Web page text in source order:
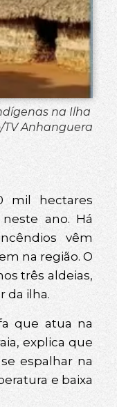
na Ilha
Anhanguera
mil hectares
ano. Há
vêm
na região. O
três aldeias,
da ilha.
que atua na
explica que
espalhar na
e baixa